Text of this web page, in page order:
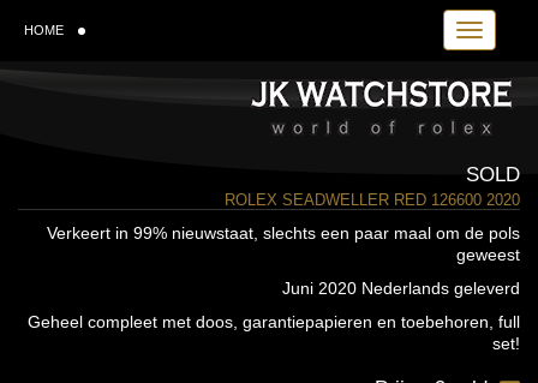
Toggle
HOME
SOLD
ROLEX SEADWELLER RED 126600 2020
Verkeert in 99% nieuwstaat, slechts een paar maal om de pols
geweest
Juni 2020 Nederlands geleverd
Geheel compleet met doos, garantiepapieren en toebehoren, full
set!